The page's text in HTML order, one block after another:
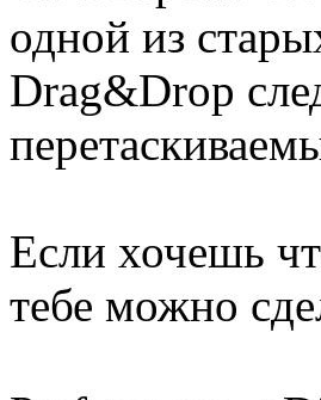
одной из
Drag&Drop
Если хочешь
тебе можно